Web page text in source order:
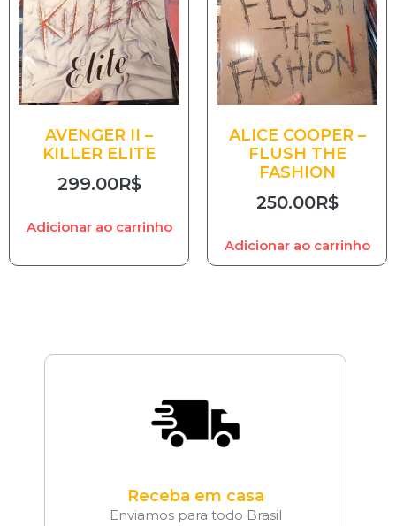
AVENGER II –
KILLER ELITE
299.00R$
Adicionar ao carrinho
ALICE COOPER –
FLUSH THE
FASHION
250.00R$
Adicionar ao carrinho
Receba em casa
Enviamos para todo Brasil